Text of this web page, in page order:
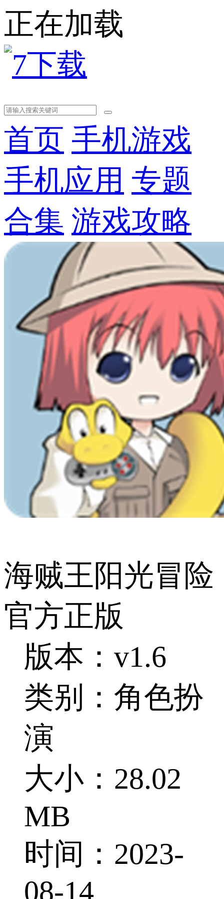
正在加载
首页 手机游戏
手机应用 专题
合集 游戏攻略
海贼王阳光冒险
官方正版
版本：v1.6
类别：角色扮
演
大小：28.02
MB
时间：2023-
08-14